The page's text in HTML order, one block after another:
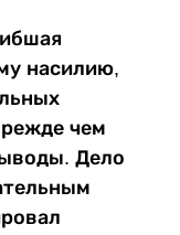
насилию,
чем
Дело